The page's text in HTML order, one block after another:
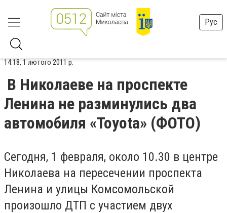
Рус
14:18, 1 лютого 2011 р.
В Николаеве на проспекте
Ленина не разминулись два
автомобиля «Toyota» (ФОТО)
Сегодня, 1 февраля, около 10.30 в центре
Николаева на пересечении проспекта
Ленина и улицы Комсомольской
произошло ДТП с участием двух